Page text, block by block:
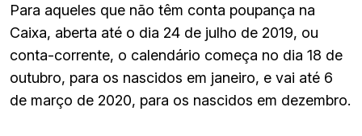
Para aqueles que não têm conta poupança na
Caixa, aberta até o dia 24 de julho de 2019, ou
conta-corrente, o calendário começa no dia 18 de
outubro, para os nascidos em janeiro, e vai até 6
de março de 2020, para os nascidos em dezembro.